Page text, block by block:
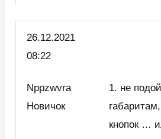
26.12.2021
08:22
Nppzwvra
Новичок
1. не
кнопок …